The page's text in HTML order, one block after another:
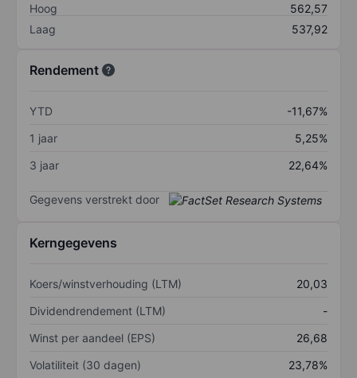
Hoog
562,57
Laag
537,92
Rendement
YTD
-11,67%
1 jaar
5,25%
3 jaar
22,64%
Gegevens verstrekt door
Kerngegevens
Koers/winstverhouding (LTM)
20,03
Dividendrendement (LTM)
-
Winst per aandeel (EPS)
26,68
Volatiliteit (30 dagen)
23,78%